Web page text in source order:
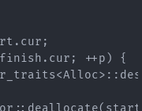
. cur ;
finish . cur ; ++p )
{
<Alloc>::